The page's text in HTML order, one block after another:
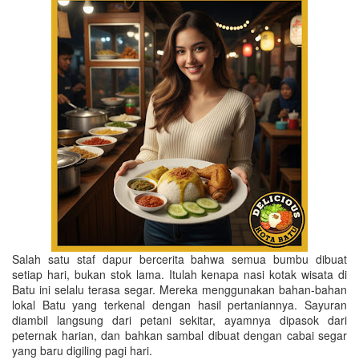
Salah satu staf dapur bercerita bahwa semua bumbu dibuat
setiap hari, bukan stok lama. Itulah kenapa nasi kotak wisata di
Batu ini selalu terasa segar. Mereka menggunakan bahan-bahan
lokal Batu yang terkenal dengan hasil pertaniannya. Sayuran
diambil langsung dari petani sekitar, ayamnya dipasok dari
peternak harian, dan bahkan sambal dibuat dengan cabai segar
yang baru digiling pagi hari.